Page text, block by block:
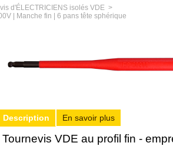
d'ÉLECTRICIENS isolés VDE >
| Manche fin | 6 pans tête sphérique
Description En savoir plus
Tournevis VDE au profil fin -